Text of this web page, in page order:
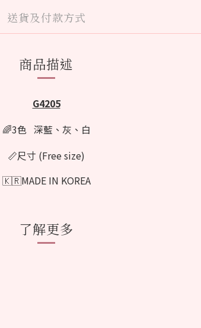
送貨及付款方式
商品描述
G4205
🌈3色 深藍、灰、白
📏尺寸 (Free size)
🇰🇷MADE IN KOREA
了解更多